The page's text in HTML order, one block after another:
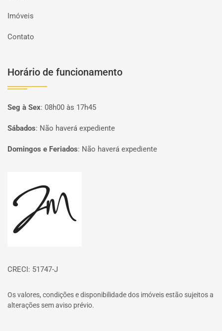
Imóveis
Contato
Horário de funcionamento
Seg à Sex: 08h00 às 17h45
Sábados: Não haverá expediente
Domingos e Feriados: Não haverá expediente
CRECI: 51747-J
Os valores, condições e disponibilidade dos imóveis estão sujeitos a
alterações sem aviso prévio.